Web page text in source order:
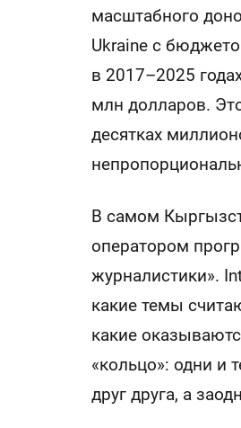
масштабного
Ukraine с
в 2017–2025
млн долларов.
десятках
В самом
оператором
журналистики».
какие темы
какие
«кольцо»: одни и
друг друга, а